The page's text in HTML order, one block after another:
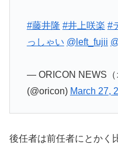
#藤井隆 #井上咲楽 #
っしゃい @left_fujii
— ORICON NEWS（
(@oricon) March 27,
後任者は前任者にとかく